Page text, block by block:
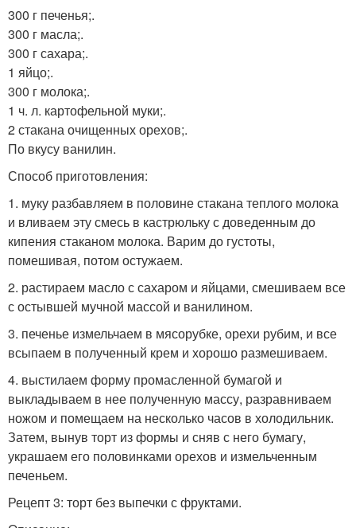
300 г печенья;.
300 г масла;.
300 г сахара;.
1 яйцо;.
300 г молока;.
1 ч. л. картофельной муки;.
2 стакана очищенных орехов;.
По вкусу ванилин.
Способ приготовления:
1. муку разбавляем в половине стакана теплого молока
и вливаем эту смесь в кастрюльку с доведенным до
кипения стаканом молока. Варим до густоты,
помешивая, потом остужаем.
2. растираем масло с сахаром и яйцами, смешиваем все
с остывшей мучной массой и ванилином.
3. печенье измельчаем в мясорубке, орехи рубим, и все
всыпаем в полученный крем и хорошо размешиваем.
4. выстилаем форму промасленной бумагой и
выкладываем в нее полученную массу, разравниваем
ножом и помещаем на несколько часов в холодильник.
Затем, вынув торт из формы и сняв с него бумагу,
украшаем его половинками орехов и измельченным
печеньем.
Рецепт 3: торт без выпечки с фруктами.